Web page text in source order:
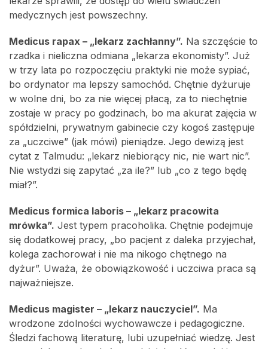
medycznych jest powszechny.
Medicus rapax – „lekarz zachłanny”. Na szczęście to
rzadka i nieliczna odmiana „lekarza ekonomisty”. Już
w trzy lata po rozpoczęciu praktyki nie może sypiać,
bo ordynator ma lepszy samochód. Chętnie dyżuruje
w wolne dni, bo za nie więcej płacą, za to niechętnie
zostaje w pracy po godzinach, bo ma akurat zajęcia w
spółdzielni, prywatnym gabinecie czy kogoś zastępuje
za „uczciwe” (jak mówi) pieniądze. Jego dewizą jest
cytat z Talmudu: „lekarz niebiorący nic, nie wart nic”.
Nie wstydzi się zapytać „za ile?” lub „co z tego będę
miał?”.
Medicus formica laboris – „lekarz pracowita
mrówka”. Jest typem pracoholika. Chętnie podejmuje
się dodatkowej pracy, „bo pacjent z daleka przyjechał,
kolega zachorował i nie ma nikogo chętnego na
dyżur”. Uważa, że obowiązkowość i uczciwa praca są
najważniejsze.
Medicus magister – „lekarz nauczyciel”. Ma
wrodzone zdolności wychowawcze i pedagogiczne.
Śledzi fachową literaturę, lubi uzupełniać wiedzę. Jest